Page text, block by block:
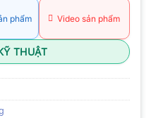
phẩm Video sản phẩm
THUẬT